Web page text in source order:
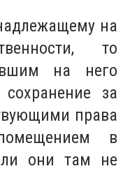
на
то
на него
сохранение за
права
в
они там не